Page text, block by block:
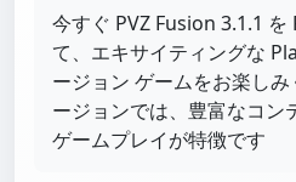
今すぐ PVZ Fusion 3.1.1 を
て、エキサイティングな
ージョン ゲームをお楽し
ージョンでは、豊富なコン
ゲームプレイが特徴です